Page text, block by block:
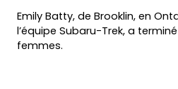
Emily Batty, de Brooklin, en
l’équipe Subaru-Trek, a
femmes.